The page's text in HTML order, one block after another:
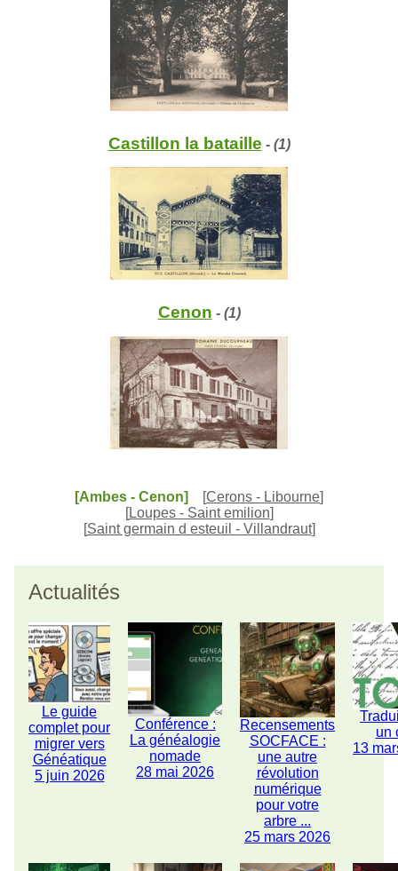
Castillon la bataille - (1)
Cenon - (1)
[Ambes - Cenon] [Cerons - Libourne]
[Loupes - Saint emilion]
[Saint germain d esteuil - Villandraut]
Actualités
Le guide
complet pour
migrer vers
Généatique
5 juin 2026
Conférence :
La généalogie
nomade
28 mai 2026
Recensements
SOCFACE :
une autre
révolution
numérique
pour votre
arbre ...
25 mars 2026
un
13